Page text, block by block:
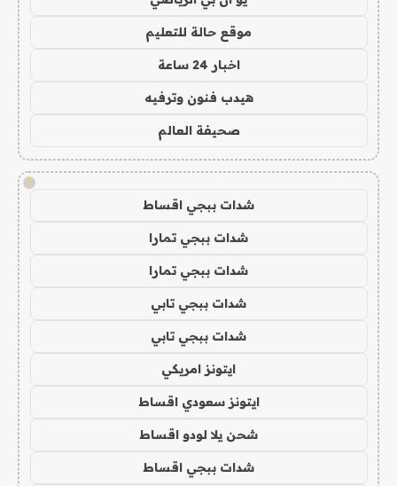
موقع حالة للتعليم
اخبار 24 ساعة
هيدب فنون وترفيه
صحيفة العالم
!
شدات ببجي اقساط
شدات ببجي تمارا
شدات ببجي تمارا
شدات ببجي تابي
شدات ببجي تابي
ايتونز امريكي
ايتونز سعودي اقساط
شحن يلا لودو اقساط
شدات ببجي اقساط